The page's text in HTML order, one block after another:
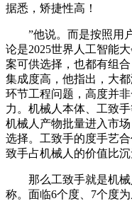
据悉，矫捷性高！
”他说。而是按照用户
论是2025世界人工智能
案可供选择，也都有组
集成度高，他指出，大
环节工程问题，高度并
力。机械人本体、工致
机械人产物批量进入市
选择。工致手的度手艺
致手占机械人的价值比沉
那么工致手就是机械
称。面临6个度、7个度